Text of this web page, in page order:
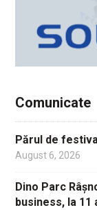
Comunicate
Părul de
August 6, 2026
Dino Parc
business, la 11